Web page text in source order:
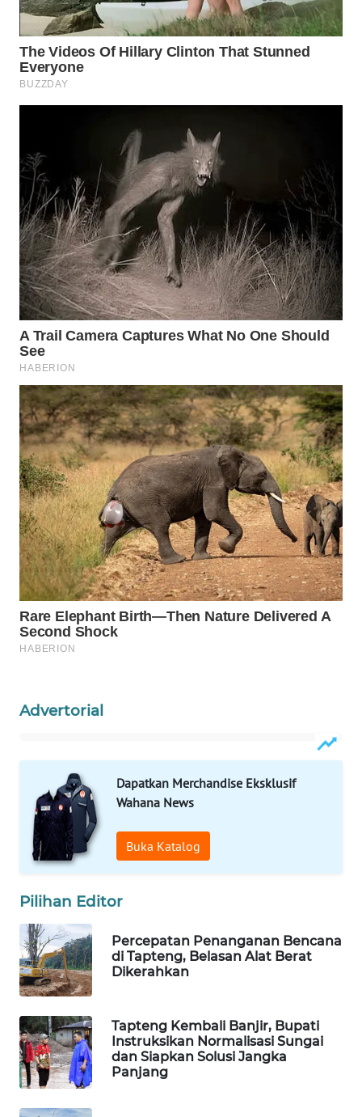
Advertorial
Dapatkan Merchandise Eksklusif
Wahana News
Buka Katalog
Pilihan Editor
Percepatan Penanganan Bencana
di Tapteng, Belasan Alat Berat
Dikerahkan
Tapteng Kembali Banjir, Bupati
Instruksikan Normalisasi Sungai
dan Siapkan Solusi Jangka
Panjang
WAHANA
INFRASTRUKTUR
WAHANA
LISTRIK
WAHANA
TRAVEL
WAHANA
TV
WAHANANEWS
ID
CO ID
WAHANANEWS
NET
WAHANA
SPORT
WAHANA
UMKM
WAHANA
SELEB
WAHANA
HEALTH
WAHANA
DESA
LAPAK
WAHANA
Wahana
KONSUMEN
LISTRIK
MASYARAKAT